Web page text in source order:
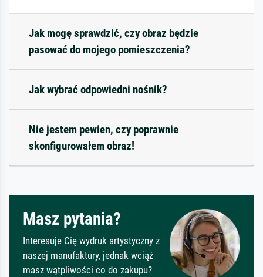
Jak mogę sprawdzić, czy obraz będzie
pasować do mojego pomieszczenia?
Jak wybrać odpowiedni nośnik?
Nie jestem pewien, czy poprawnie
skonfigurowałem obraz!
Masz pytania?
Interesuje Cię wydruk artystyczny z
naszej manufaktury, jednak wciąż
masz wątpliwości co do zakupu?